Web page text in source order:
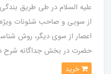
علیه السلام در طی طریق
از سویی و صاحب شئونات
اعصار از سوی دیگر، روش
حضرت در بخش جداگانه شرح